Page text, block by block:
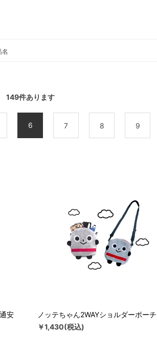
149件あります
6 7 8 9
安
ノッテちゃん2WAYショルダーポーチ
￥1,430(税込)